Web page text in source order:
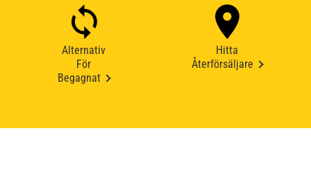
Alternativ
För
Begagnat
Hitta
Återförsäljare